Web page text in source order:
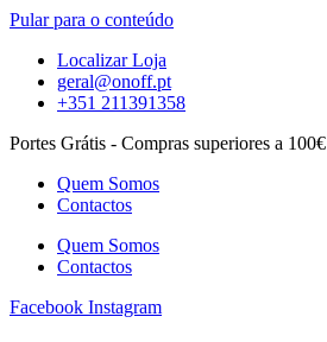
Pular para o conteúdo
Localizar Loja
geral@onoff.pt
+351 211391358
Portes Grátis - Compras superiores a 100€
Quem Somos
Contactos
Quem Somos
Contactos
Facebook Instagram